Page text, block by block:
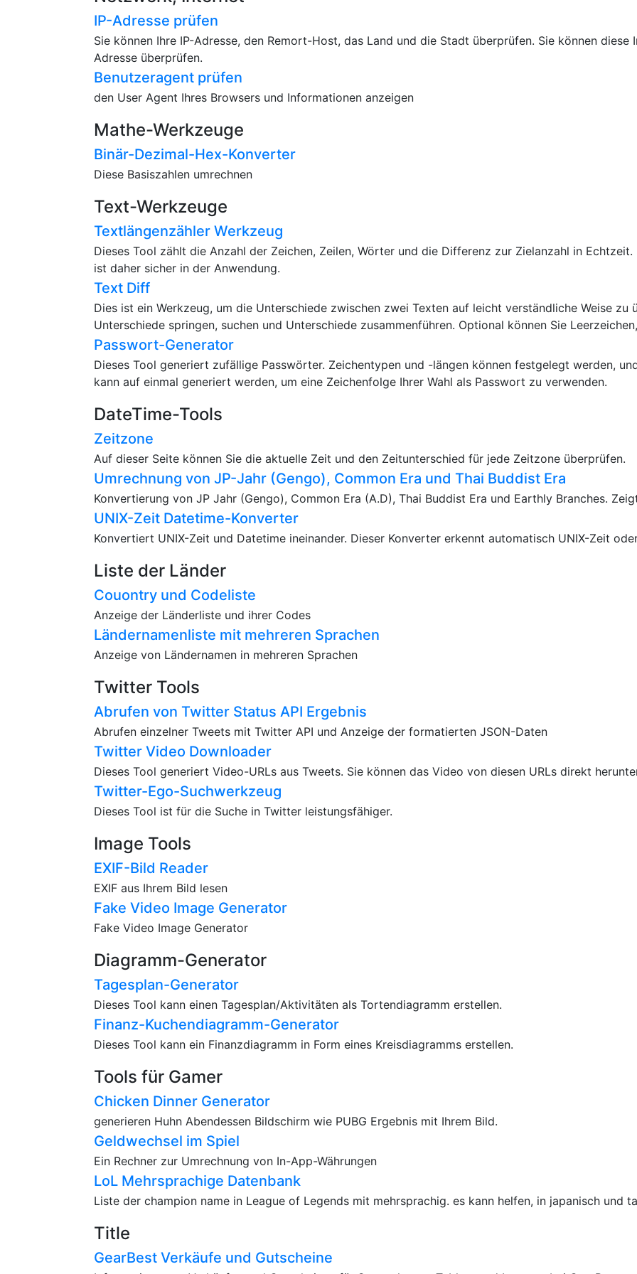
IP-Adresse prüfen
Sie können Ihre IP-Adresse, den Remort-Host, das Land und die Stadt überprüfen. Sie können
Adresse überprüfen.
Benutzeragent prüfen
den User Agent Ihres Browsers und Informationen anzeigen
Mathe-Werkzeuge
Binär-Dezimal-Hex-Konverter
Diese Basiszahlen umrechnen
Text-Werkzeuge
Textlängenzähler Werkzeug
Dieses Tool zählt die Anzahl der Zeichen, Zeilen, Wörter und die Differenz zur Zielanzahl in
ist daher sicher in der Anwendung.
Text Diff
Dies ist ein Werkzeug, um die Unterschiede zwischen zwei Texten auf leicht verständliche Weise zu
Unterschiede springen, suchen und Unterschiede zusammenführen. Optional können Sie
Passwort-Generator
Dieses Tool generiert zufällige Passwörter. Zeichentypen und -längen können festgelegt werden,
kann auf einmal generiert werden, um eine Zeichenfolge Ihrer Wahl als Passwort zu verwenden.
DateTime-Tools
Zeitzone
Auf dieser Seite können Sie die aktuelle Zeit und den Zeitunterschied für jede Zeitzone überprüfen.
Umrechnung von JP-Jahr (Gengo), Common Era und Thai Buddist Era
Konvertierung von JP Jahr (Gengo), Common Era (A.D), Thai Buddist Era und Earthly Branches.
UNIX-Zeit Datetime-Konverter
Konvertiert UNIX-Zeit und Datetime ineinander. Dieser Konverter erkennt automatisch UNIX-Zeit
Liste der Länder
Couontry und Codeliste
Anzeige der Länderliste und ihrer Codes
Ländernamenliste mit mehreren Sprachen
Anzeige von Ländernamen in mehreren Sprachen
Twitter Tools
Abrufen von Twitter Status API Ergebnis
Abrufen einzelner Tweets mit Twitter API und Anzeige der formatierten JSON-Daten
Twitter Video Downloader
Dieses Tool generiert Video-URLs aus Tweets. Sie können das Video von diesen URLs direkt
Twitter-Ego-Suchwerkzeug
Dieses Tool ist für die Suche in Twitter leistungsfähiger.
Image Tools
EXIF-Bild Reader
EXIF aus Ihrem Bild lesen
Fake Video Image Generator
Fake Video Image Generator
Diagramm-Generator
Tagesplan-Generator
Dieses Tool kann einen Tagesplan/Aktivitäten als Tortendiagramm erstellen.
Finanz-Kuchendiagramm-Generator
Dieses Tool kann ein Finanzdiagramm in Form eines Kreisdiagramms erstellen.
Tools für Gamer
Chicken Dinner Generator
generieren Huhn Abendessen Bildschirm wie PUBG Ergebnis mit Ihrem Bild.
Geldwechsel im Spiel
Ein Rechner zur Umrechnung von In-App-Währungen
LoL Mehrsprachige Datenbank
Liste der champion name in League of Legends mit mehrsprachig. es kann helfen, in japanisch und
Title
GearBest Verkäufe und Gutscheine